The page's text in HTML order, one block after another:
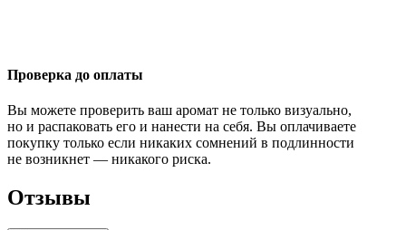
Проверка до оплаты
Вы можете проверить ваш аромат не только визуально,
но и распаковать его и нанести на себя. Вы оплачиваете
покупку только если никаких сомнений в подлинности
не возникнет — никакого риска.
Отзывы